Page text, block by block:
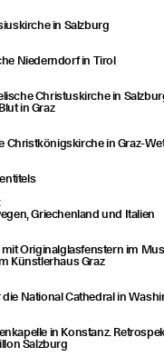
in Salzburg
Nie­dern­dorf in Tirol
Chris­tus­kir­che in
in Graz
Christ­kö­nigs­kir­che in Graz-
Grie­chen­land und Italien
Ori­gi­nal­glas­fens­tern im
Künst­ler­haus Graz
Natio­nal Cathe­dral in
in Kon­stanz.
Salzburg